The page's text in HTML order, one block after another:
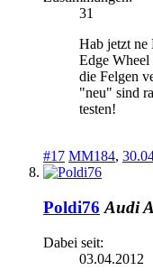
31
Hab jetzt ne
Edge
die Felgen
"neu" sind
testen!
#17 MM184,
Poldi76 Audi
Dabei seit:
03.04.2012